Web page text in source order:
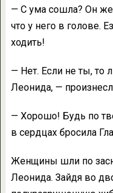
— С ума сошла? Он же
что у него в голове.
ходить!
— Нет. Если не ты, то
Леонида, —
— Хорошо! Будь по
в сердцах бросила
Женщины шли по
Леонида. Зайдя во